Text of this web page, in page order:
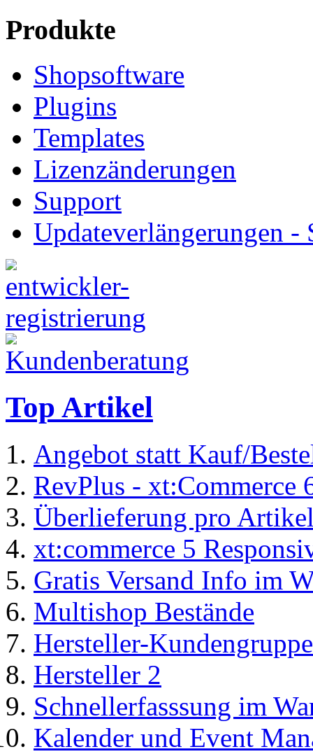
Produkte
Shopsoftware
Plugins
Templates
Lizenzänderungen
Support
Updateverlängerungen -
Top Artikel
Angebot statt Kauf/
RevPlus - xt:Commerce
Überlieferung pro
xt:commerce 5
Gratis Versand Info im
Multishop Bestände
Hersteller-
Hersteller 2
Schnellerfasssung im
Kalender und Event